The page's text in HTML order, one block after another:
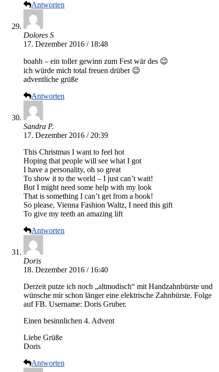
Antworten
Dolores S
17. Dezember 2016 / 18:48
boahh – ein toller gewinn zum Fest wär des 😉
ich würde mich total freuen drüber 😉
adventliche grüße
Antworten
Sandra P.
17. Dezember 2016 / 20:39
This Christmas I want to feel hot
Hoping that people will see what I got
I have a personality, oh so great
To show it to the world – I just can’t wait!
But I might need some help with my look
That is something I can’t get from a book!
So please, Vienna Fashion Waltz, I need this gift
To give my teeth an amazing lift
Antworten
Doris
18. Dezember 2016 / 16:40
Derzeit putze ich noch „altmodisch“ mit Handzahnbürste und
wünsche mir schon länger eine elektrische Zahnbürste. Folge
auf FB. Username: Doris Gruber.
Einen besinnlichen 4. Advent
Liebe Grüße
Doris
Antworten